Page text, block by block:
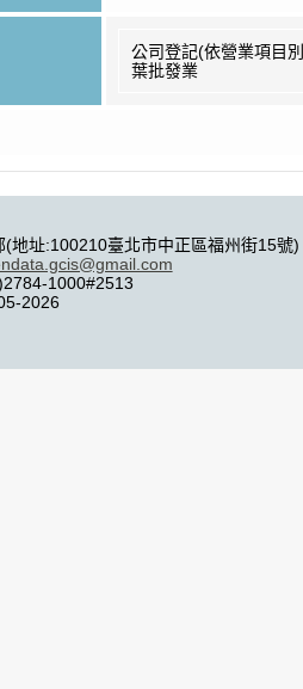
公司登記(依營業項目
葉批發業
(地址:100210臺北市中正區福州街15號)
1000#2513
2026